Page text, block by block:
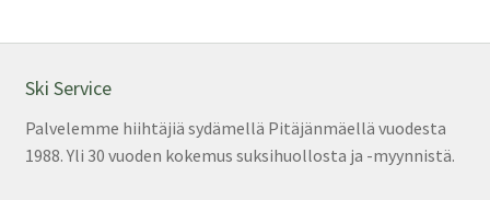
Ski Service
Palvelemme hiihtäjiä sydämellä Pitäjänmäellä vuodesta
1988. Yli 30 vuoden kokemus suksihuollosta ja -myynnistä.